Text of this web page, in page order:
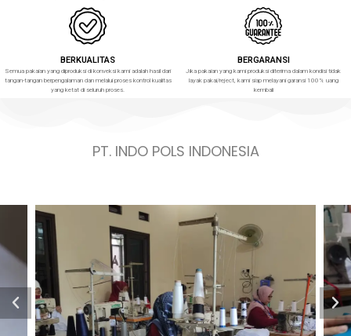
BERKUALITAS
Semua pakaian yang diproduksi di konveksi kami adalah hasil dari
tangan-tangan berpengalaman dan melalui proses kontrol kualitas
yang ketat di seluruh proses.
BERGARANSI
Jika pakaian yang kami produksi diterima dalam kondisi tidak
layak pakai/reject, kami siap melayani garansi 100% uang
kembali
PT. INDO POLS INDONESIA